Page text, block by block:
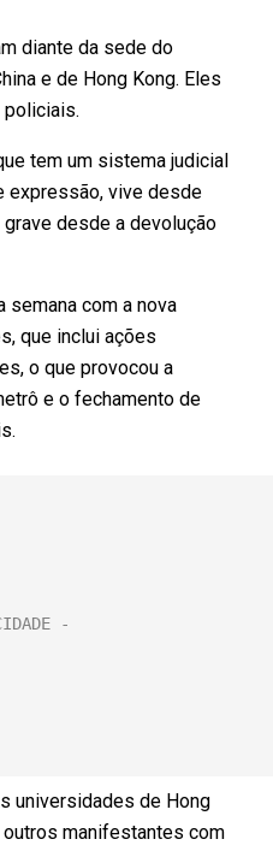
diante da sede do
e de Hong Kong. Eles
tem um sistema judicial
expressão, vive desde
desde a devolução
semana com a nova
que inclui ações
o que provocou a
e o fechamento de
universidades de Hong
manifestantes com